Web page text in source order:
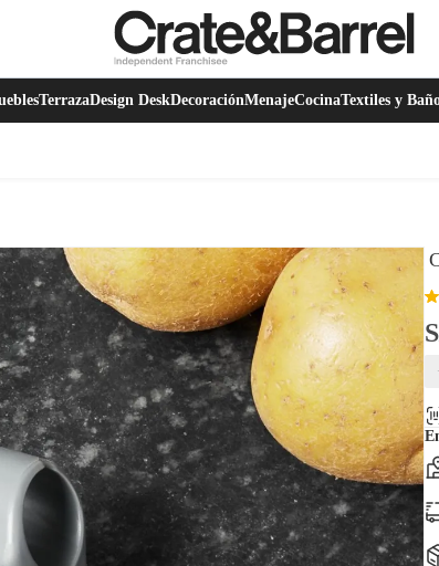
TerrazaDesign DeskDecoraciónMenajeCocinaTextiles y